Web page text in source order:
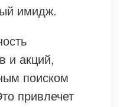
имидж.
и акций,
поиском
привлечет